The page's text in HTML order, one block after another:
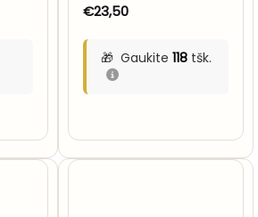
€23,50
Gaukite 118tšk.